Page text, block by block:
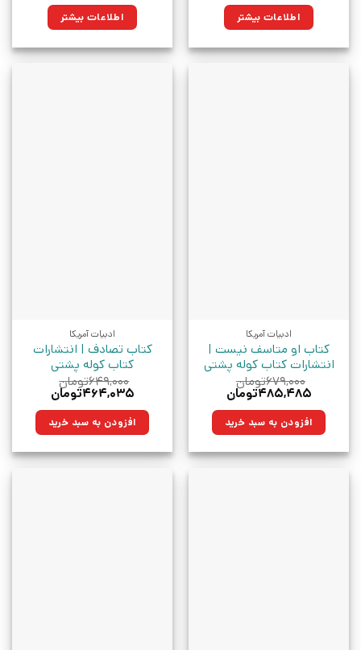
اطلاعات بیشتر اطلاعات بیشتر
ادبیات آمریکا
کتاب او متاسف نیست |
انتشارات کتاب کوله پشتی
۶۷۹,۰۰۰تومان
قیمت
۶۷۹,۰۰۰تومان
بود.
۴۸۵,۴۸۵تومان
۴۸۵,۴۸۵تومان. افزودن به سبد خرید
ادبیات آمریکا
کتاب تصادف | انتشارات
کتاب کوله پشتی
۶۴۹,۰۰۰تومان
قیمت
۶۴۹,۰۰۰تومان
بود.
۴۶۴,۰۳۵تومان
۴۶۴,۰۳۵تومان. افزودن به سبد خرید